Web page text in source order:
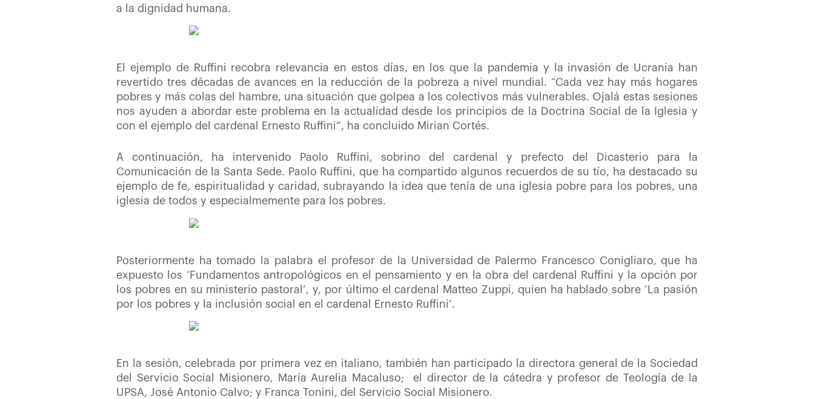
a la dignidad humana.
El ejemplo de Ruffini recobra relevancia en estos días, en los que la pandemia y la invasión de Ucrania han
revertido tres décadas de avances en la reducción de la pobreza a nivel mundial. “Cada vez hay más hogares
pobres y más colas del hambre, una situación que golpea a los colectivos más vulnerables. Ojalá estas sesiones
nos ayuden a abordar este problema en la actualidad desde los principios de la Doctrina Social de la Iglesia y
con el ejemplo del cardenal Ernesto Ruffini”, ha concluido Mirian Cortés.
A continuación, ha intervenido Paolo Ruffini, sobrino del cardenal y prefecto del Dicasterio para la
Comunicación de la Santa Sede. Paolo Ruffini, que ha compartido algunos recuerdos de su tío, ha destacado su
ejemplo de fe, espiritualidad y caridad, subrayando la idea que tenía de una iglesia pobre para los pobres, una
iglesia de todos y especialmemente para los pobres.
Posteriormente ha tomado la palabra el profesor de la Universidad de Palermo Francesco Conigliaro, que ha
expuesto los ‘Fundamentos antropológicos en el pensamiento y en la obra del cardenal Ruffini y la opción por
los pobres en su ministerio pastoral’, y, por último el cardenal Matteo Zuppi, quien ha hablado sobre ‘La pasión
por los pobres y la inclusión social en el cardenal Ernesto Ruffini’.
En la sesión, celebrada por primera vez en italiano, también han participado la directora general de la Sociedad
del Servicio Social Misionero, María Aurelia Macaluso; el director de la cátedra y profesor de Teología de la
UPSA, José Antonio Calvo; y Franca Tonini, del Servicio Social Misionero.